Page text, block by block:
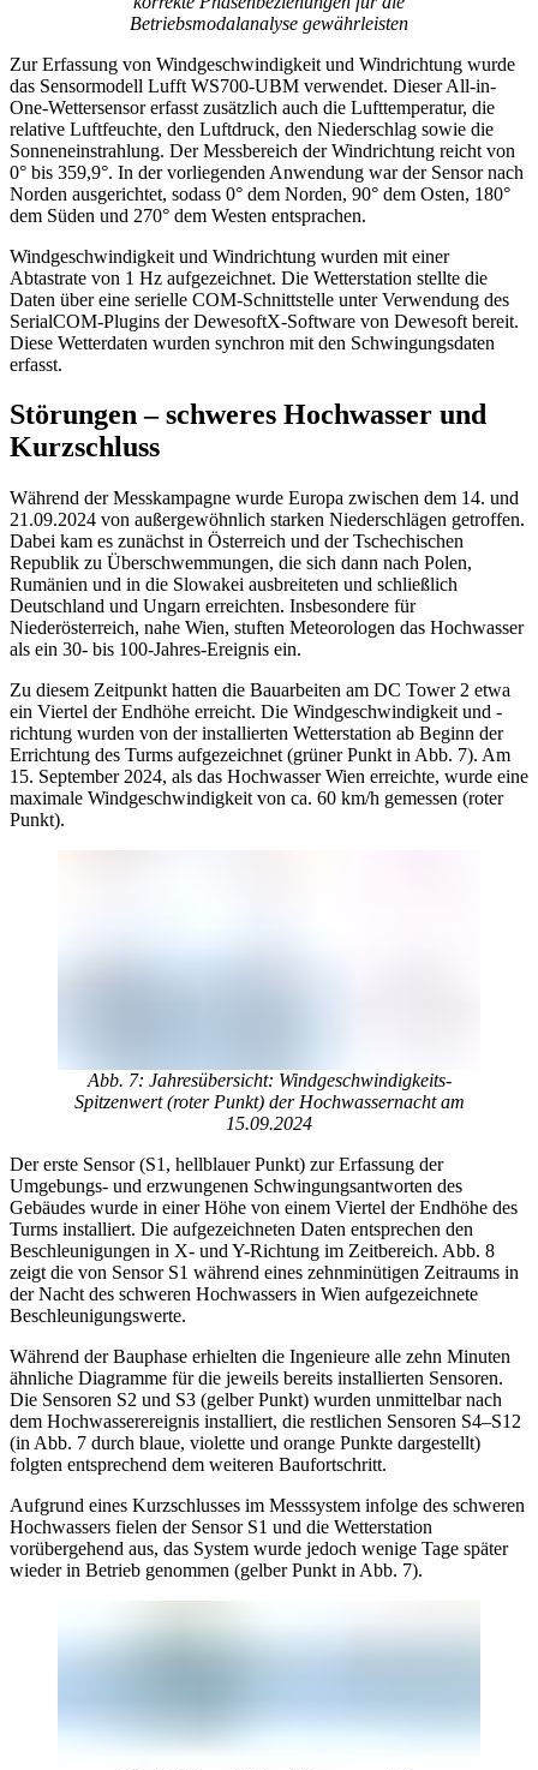
Betriebsmodalanalyse gewährleisten
Zur Erfassung von Windgeschwindigkeit und Windrichtung wurde
das Sensormodell Lufft WS700-UBM verwendet. Dieser All-in-
One-Wettersensor erfasst zusätzlich auch die Lufttemperatur, die
relative Luftfeuchte, den Luftdruck, den Niederschlag sowie die
Sonneneinstrahlung. Der Messbereich der Windrichtung reicht von
0° bis 359,9°. In der vorliegenden Anwendung war der Sensor nach
Norden ausgerichtet, sodass 0° dem Norden, 90° dem Osten, 180°
dem Süden und 270° dem Westen entsprachen.
Windgeschwindigkeit und Windrichtung wurden mit einer
Abtastrate von 1 Hz aufgezeichnet. Die Wetterstation stellte die
Daten über eine serielle COM-Schnittstelle unter Verwendung des
SerialCOM-Plugins der DewesoftX-Software von Dewesoft bereit.
Diese Wetterdaten wurden synchron mit den Schwingungsdaten
erfasst.
Störungen – schweres Hochwasser und
Kurzschluss
Während der Messkampagne wurde Europa zwischen dem 14. und
21.09.2024 von außergewöhnlich starken Niederschlägen getroffen.
Dabei kam es zunächst in Österreich und der Tschechischen
Republik zu Überschwemmungen, die sich dann nach Polen,
Rumänien und in die Slowakei ausbreiteten und schließlich
Deutschland und Ungarn erreichten. Insbesondere für
Niederösterreich, nahe Wien, stuften Meteorologen das Hochwasser
als ein 30- bis 100-Jahres-Ereignis ein.
Zu diesem Zeitpunkt hatten die Bauarbeiten am DC Tower 2 etwa
ein Viertel der Endhöhe erreicht. Die Windgeschwindigkeit und -
richtung wurden von der installierten Wetterstation ab Beginn der
Errichtung des Turms aufgezeichnet (grüner Punkt in Abb. 7). Am
15. September 2024, als das Hochwasser Wien erreichte, wurde eine
maximale Windgeschwindigkeit von ca. 60 km/h gemessen (roter
Punkt).
Abb. 7: Jahresübersicht: Windgeschwindigkeits-
Spitzenwert (roter Punkt) der Hochwassernacht am
15.09.2024
Der erste Sensor (S1, hellblauer Punkt) zur Erfassung der
Umgebungs- und erzwungenen Schwingungsantworten des
Gebäudes wurde in einer Höhe von einem Viertel der Endhöhe des
Turms installiert. Die aufgezeichneten Daten entsprechen den
Beschleunigungen in X- und Y-Richtung im Zeitbereich. Abb. 8
zeigt die von Sensor S1 während eines zehnminütigen Zeitraums in
der Nacht des schweren Hochwassers in Wien aufgezeichnete
Beschleunigungswerte.
Während der Bauphase erhielten die Ingenieure alle zehn Minuten
ähnliche Diagramme für die jeweils bereits installierten Sensoren.
Die Sensoren S2 und S3 (gelber Punkt) wurden unmittelbar nach
dem Hochwasserereignis installiert, die restlichen Sensoren S4–S12
(in Abb. 7 durch blaue, violette und orange Punkte dargestellt)
folgten entsprechend dem weiteren Baufortschritt.
Aufgrund eines Kurzschlusses im Messsystem infolge des schweren
Hochwassers fielen der Sensor S1 und die Wetterstation
vorübergehend aus, das System wurde jedoch wenige Tage später
wieder in Betrieb genommen (gelber Punkt in Abb. 7).